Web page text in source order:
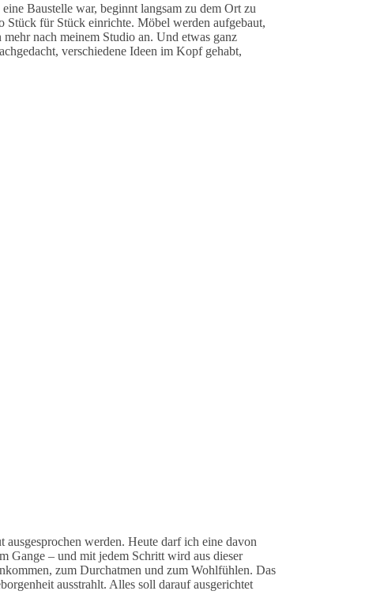
Baustelle war, beginnt langsam zu dem Ort zu
Stück für Stück einrichte. Möbel werden aufgebaut,
nach meinem Studio an. Und etwas ganz
verschiedene Ideen im Kopf gehabt,
werden. Heute darf ich eine davon
Gange – und mit jedem Schritt wird aus dieser
zum Durchatmen und zum Wohlfühlen. Das
ausstrahlt. Alles soll darauf ausgerichtet